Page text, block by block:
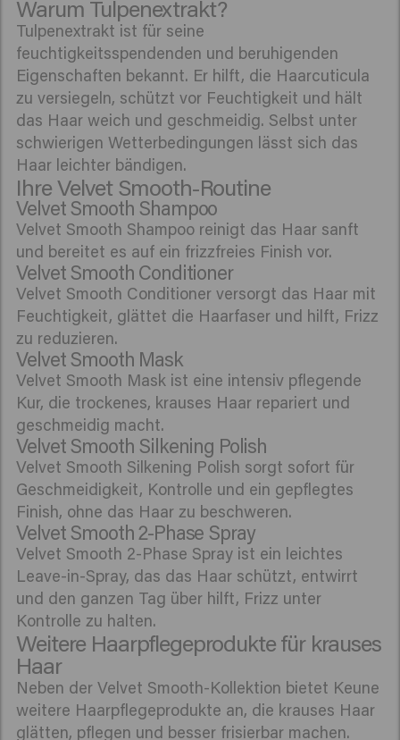
Warum Tulpenextrakt?
Tulpenextrakt ist für seine
feuchtigkeitsspendenden und beruhigenden
Eigenschaften bekannt. Er hilft, die Haarcuticula
zu versiegeln, schützt vor Feuchtigkeit und hält
das Haar weich und geschmeidig. Selbst unter
schwierigen Wetterbedingungen lässt sich das
Haar leichter bändigen.
Ihre Velvet Smooth-Routine
Velvet Smooth Shampoo
Velvet Smooth Shampoo reinigt das Haar sanft
und bereitet es auf ein frizzfreies Finish vor.
Velvet Smooth Conditioner
Velvet Smooth Conditioner versorgt das Haar mit
Feuchtigkeit, glättet die Haarfaser und hilft, Frizz
zu reduzieren.
Velvet Smooth Mask
Velvet Smooth Mask ist eine intensiv pflegende
Kur, die trockenes, krauses Haar repariert und
geschmeidig macht.
Velvet Smooth Silkening Polish
Velvet Smooth Silkening Polish sorgt sofort für
Geschmeidigkeit, Kontrolle und ein gepflegtes
Finish, ohne das Haar zu beschweren.
Velvet Smooth 2-Phase Spray
Velvet Smooth 2-Phase Spray ist ein leichtes
Leave-in-Spray, das das Haar schützt, entwirrt
und den ganzen Tag über hilft, Frizz unter
Kontrolle zu halten.
Weitere Haarpflegeprodukte für krauses
Haar
Neben der Velvet Smooth-Kollektion bietet Keune
weitere Haarpflegeprodukte an, die krauses Haar
glätten, pflegen und besser frisierbar machen.